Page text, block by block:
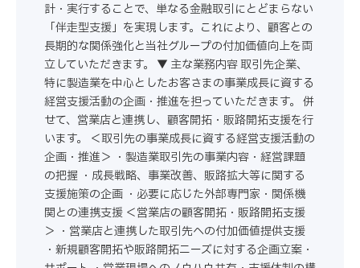
計・実行することで、単なる金融取引にとどまらない
「伴走型支援」を実現します。これにより、顧客との
長期的な関係強化と当社グループの付加価値向上を両
立していただきます。 ▼ 主な業務内容 取引先企業、
特に製造業を中心としたお客さまの事業成長に資する
経営支援活動の企画・推進を担っていただきます。 併
せて、営業店と連携し、顧客開拓・販路開拓支援を行
います。 ＜取引先の事業成長に資する経営支援活動の
企画・推進＞ ・製造業取引先の事業内容・経営課題
の把握 ・成長戦略、事業改善、販路拡大等に関する
支援施策の企画 ・必要に応じた外部専門家・関係機
関との連携支援 ＜営業店の顧客開拓・販路開拓支援
＞ ・営業店と連携した取引先への付加価値提供支援
・新規顧客開拓や販路開拓ニーズに対する企画立案・